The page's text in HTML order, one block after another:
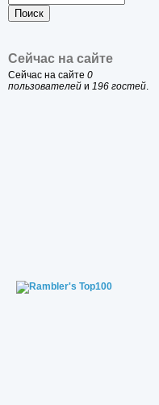
Сейчас на сайте
Сейчас на сайте 0
пользователей и 196 гостей.